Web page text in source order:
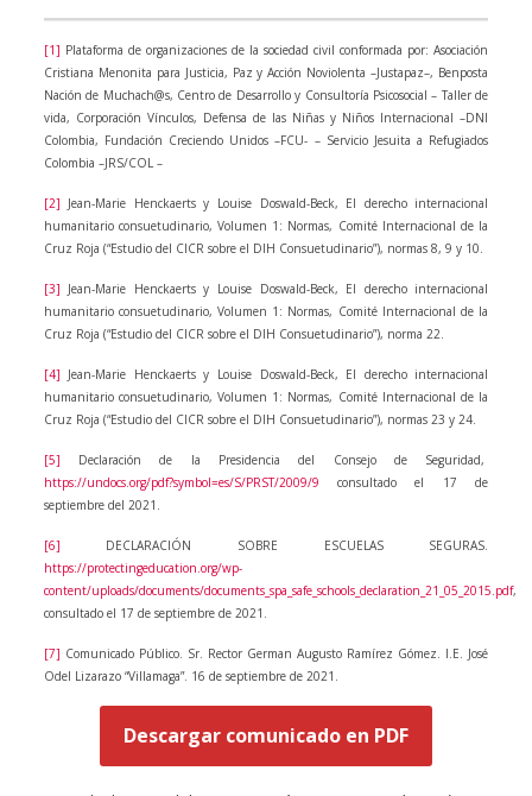
[1] Plataforma de organizaciones de la sociedad civil conformada por: Asociación
Cristiana Menonita para Justicia, Paz y Acción Noviolenta –Justapaz–, Benposta
Nación de Muchach@s, Centro de Desarrollo y Consultoría Psicosocial – Taller de
vida, Corporación Vínculos, Defensa de las Niñas y Niños Internacional –DNI
Colombia, Fundación Creciendo Unidos –FCU- – Servicio Jesuita a Refugiados
Colombia –JRS/COL –
[2] Jean-Marie Henckaerts y Louise Doswald-Beck, El derecho internacional
humanitario consuetudinario, Volumen 1: Normas, Comité Internacional de la
Cruz Roja (“Estudio del CICR sobre el DIH Consuetudinario”), normas 8, 9 y 10.
[3] Jean-Marie Henckaerts y Louise Doswald-Beck, El derecho internacional
humanitario consuetudinario, Volumen 1: Normas, Comité Internacional de la
Cruz Roja (“Estudio del CICR sobre el DIH Consuetudinario”), norma 22.
[4] Jean-Marie Henckaerts y Louise Doswald-Beck, El derecho internacional
humanitario consuetudinario, Volumen 1: Normas, Comité Internacional de la
Cruz Roja (“Estudio del CICR sobre el DIH Consuetudinario”), normas 23 y 24.
[5] Declaración de la Presidencia del Consejo de Seguridad,
https://undocs.org/pdf?symbol=es/S/PRST/2009/9 consultado el 17 de
septiembre del 2021.
[6] DECLARACIÓN SOBRE ESCUELAS SEGURAS.
https://protectingeducation.org/wp-
content/uploads/documents/documents_spa_safe_schools_declaration_21_05_2015.pdf,
consultado el 17 de septiembre de 2021.
[7] Comunicado Público. Sr. Rector German Augusto Ramírez Gómez. I.E. José
Odel Lizarazo “Villamaga”. 16 de septiembre de 2021.
Descargar comunicado en PDF